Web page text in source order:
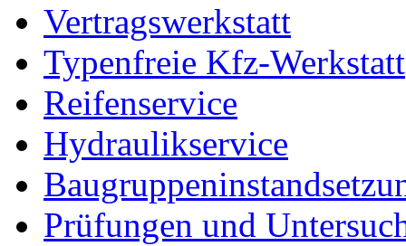
Vertragswerkstatt
Typenfreie Kfz-Werkstatt
Reifenservice
Hydraulikservice
Prüfungen und